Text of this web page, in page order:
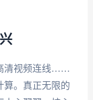
清视频连线……
算。真正无限的